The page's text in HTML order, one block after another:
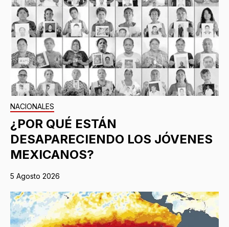
NACIONALES
¿POR QUÉ ESTÁN
DESAPARECIENDO LOS JÓVENES
MEXICANOS?
5 Agosto 2026